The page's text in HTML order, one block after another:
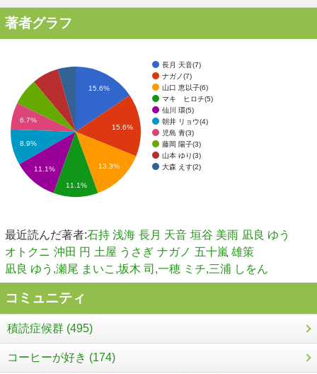
著者グラフ
長月 天音(7)
ナガノ(7)
山口 恵以子(6)
マキ ヒロチ(5)
仙川 環(5)
朝井 リョウ(4)
児島 青(3)
藤岡 陽子(3)
山本 ゆり(3)
大森 えす(2)
15.6%
15.6%
13.3%
6.7%
8.9%
11.1%
11.1%
最近読んだ著者:石持 浅海 長月 天音 垣谷 美雨 凪良 ゆう
オトクニ 沖田 円 土屋 うさぎ ナガノ 五十嵐 雄策
凪良 ゆう,瀬尾 まいこ,坂木 司,一穂 ミチ,三浦 しをん
コミュニティ
積読症候群 (495)
コーヒーが好き (174)